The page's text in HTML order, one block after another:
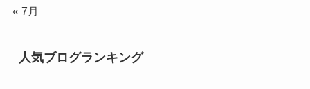
« 7月
人気ブログランキング